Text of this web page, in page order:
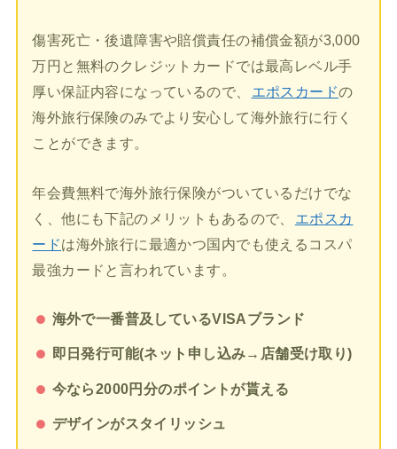
傷害死亡・後遺障害や賠償責任の補償金額が3,000
万円と無料のクレジットカードでは最高レベル手
厚い保証内容になっているので、
エポスカードの
海外旅行保険のみでより安心して海外旅行に行く
ことができます。
年会費無料で海外旅行保険がついているだけでな
く、他にも下記のメリットもあるので、
エポスカ
ードは海外旅行に最適かつ国内でも使えるコスパ
最強カードと言われています。
海外で一番普及しているVISAブランド
即日発行可能(ネット申し込み→店舗受け取り)
今なら2000円分のポイントが貰える
デザインがスタイリッシュ